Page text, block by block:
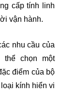
cấp tính linh
vận hành.
nhu cầu của
thể chọn một
điểm của bộ
kính hiển vi